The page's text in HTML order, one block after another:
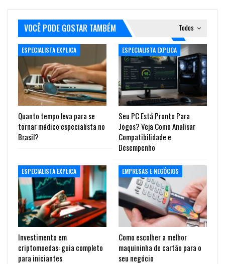
Todos
VOCÊ PODE GOSTAR TAMBÉM
ESPECIALISTA EXPLICA
Quanto tempo leva para se
tornar médico especialista no
Brasil?
ESPECIALISTA EXPLICA
Seu PC Está Pronto Para
Jogos? Veja Como Analisar
Compatibilidade e
Desempenho
ESPECIALISTA EXPLICA
Investimento em
criptomoedas: guia completo
para iniciantes
EMPRESAS E NEGÓCIOS
Como escolher a melhor
maquininha de cartão para o
seu negócio